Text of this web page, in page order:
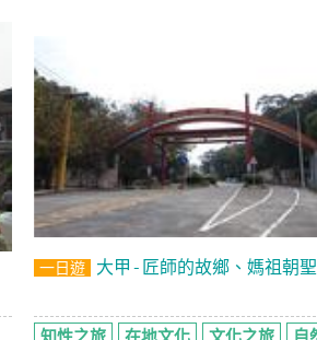
一日遊 大甲-匠師的故鄉、媽祖朝